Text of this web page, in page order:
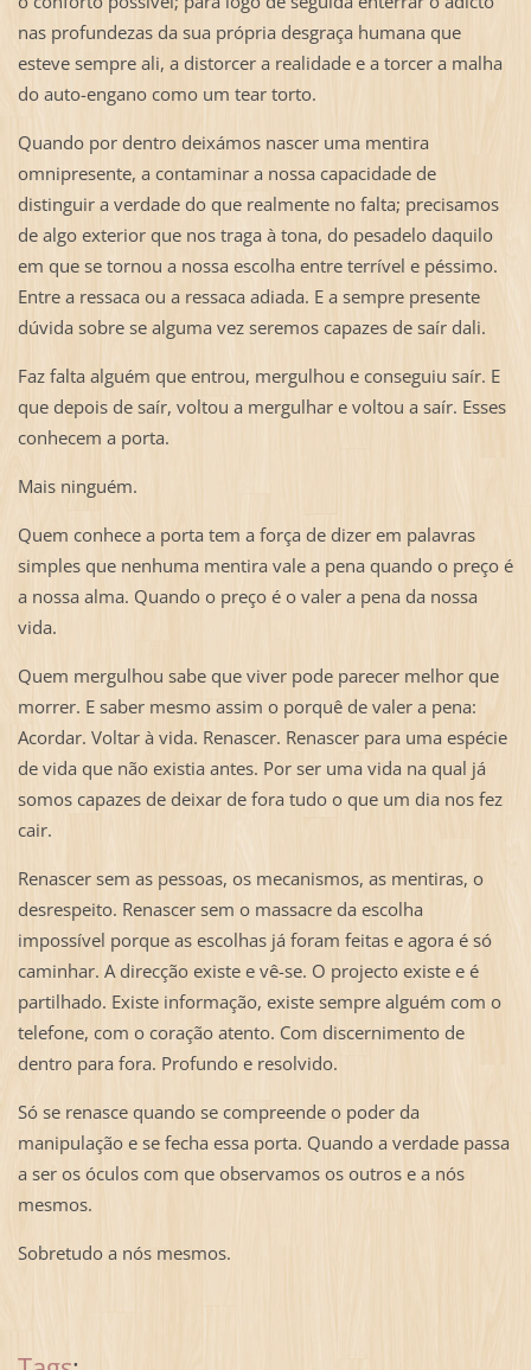
nas profundezas da sua própria desgraça humana que
esteve sempre ali, a distorcer a realidade e a torcer a malha
do auto-engano como um tear torto.
Quando por dentro deixámos nascer uma mentira
omnipresente, a contaminar a nossa capacidade de
distinguir a verdade do que realmente no falta; precisamos
de algo exterior que nos traga à tona, do pesadelo daquilo
em que se tornou a nossa escolha entre terrível e péssimo.
Entre a ressaca ou a ressaca adiada. E a sempre presente
dúvida sobre se alguma vez seremos capazes de saír dali.
Faz falta alguém que entrou, mergulhou e conseguiu saír. E
que depois de saír, voltou a mergulhar e voltou a saír. Esses
conhecem a porta.
Mais ninguém.
Quem conhece a porta tem a força de dizer em palavras
simples que nenhuma mentira vale a pena quando o preço é
a nossa alma. Quando o preço é o valer a pena da nossa
vida.
Quem mergulhou sabe que viver pode parecer melhor que
morrer. E saber mesmo assim o porquê de valer a pena:
Acordar. Voltar à vida. Renascer. Renascer para uma espécie
de vida que não existia antes. Por ser uma vida na qual já
somos capazes de deixar de fora tudo o que um dia nos fez
cair.
Renascer sem as pessoas, os mecanismos, as mentiras, o
desrespeito. Renascer sem o massacre da escolha
impossível porque as escolhas já foram feitas e agora é só
caminhar. A direcção existe e vê-se. O projecto existe e é
partilhado. Existe informação, existe sempre alguém com o
telefone, com o coração atento. Com discernimento de
dentro para fora. Profundo e resolvido.
Só se renasce quando se compreende o poder da
manipulação e se fecha essa porta. Quando a verdade passa
a ser os óculos com que observamos os outros e a nós
mesmos.
Sobretudo a nós mesmos.